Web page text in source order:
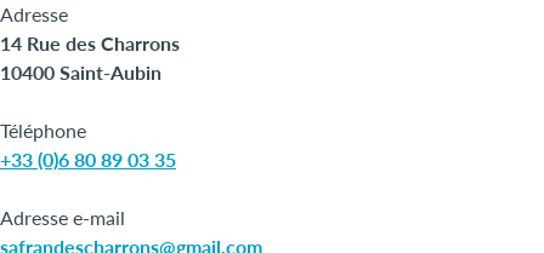
Adresse
14 Rue des Charrons
10400 Saint-Aubin
Téléphone
+33 (0)6 80 89 03 35
Adresse e-mail
safrandescharrons@gmail.com